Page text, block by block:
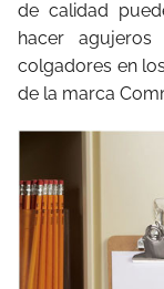
de calidad
hacer
colgadores en
de la marca